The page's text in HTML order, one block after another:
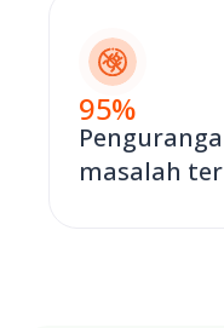
95%
masalah